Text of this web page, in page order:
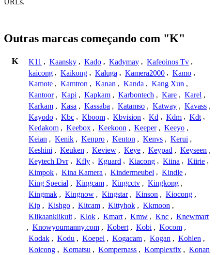
Outras marcas começando com "K"
K K11 , Kaansky , Kado , Kadymay , Kafeoinos Tv ,
kaicong , Kaikong , Kaluga , Kamera2000 , Kamo ,
Kamote , Kamtron , Kanan , Kanda , Kang Xun ,
Kantoor , Kapi , Kapkam , Karbontech , Kare , Karel ,
Karkam , Kasa , Kassaba , Katamso , Katway , Kavass ,
Kayodo , Kbc , Kboom , Kbvision , Kd , Kdm , Kdt ,
Kedakom , Keebox , Keekoon , Keeper , Keeyo ,
Keian , Kenik , Kenpro , Kenton , Kenvs , Kerui ,
Keshini , Keuken , Keview , Keye , Keypad , Keyseen ,
Keytech Dvr , Kfly , Kguard , Kiacong , Kiina , Kiirie ,
Kimpok , Kina Kamera , Kindermeubel , Kindle ,
King Special , Kingcam , Kingcctv , Kingkong ,
Kingmak , Kingnow , Kingstar , Kinson , Kiocong ,
Kip , Kishgo , Kitcam , Kittyhok , Kkmoon ,
Klikaanklikuit , Klok , Kmart , Kmw , Knc , Knewmart
, Knowyournanny.com , Kobert , Kobi , Kocom ,
Kodak , Kodu , Koepel , Kogacam , Kogan , Kohlen ,
Koicong , Komatsu , Kompernass , Komplexfix , Konan